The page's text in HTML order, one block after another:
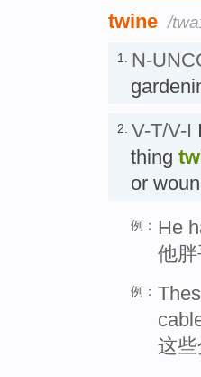
twine /
1. N-
2. V-T/V-I
thing
or
例： He
他
例：
这